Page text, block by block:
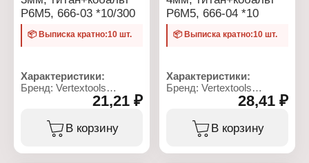
Р6М5, 666-03 *10/300
📦 Выписка кратно:10 шт.
Характеристики:
Бренд: Vertextools
Артикул: 666-03
Тип товара: Сверло
Назначение: по металлу
Диаметр: 3 мм
21,21 ₽
В корзину
Р6М5, 666-04 *10
📦 Выписка кратно:10 шт.
Характеристики:
Бренд: Vertextools
Артикул: 666-04
Тип товара: Сверло
Назначение: по металлу
Диаметр: 4 мм
28,41 ₽
В корзину